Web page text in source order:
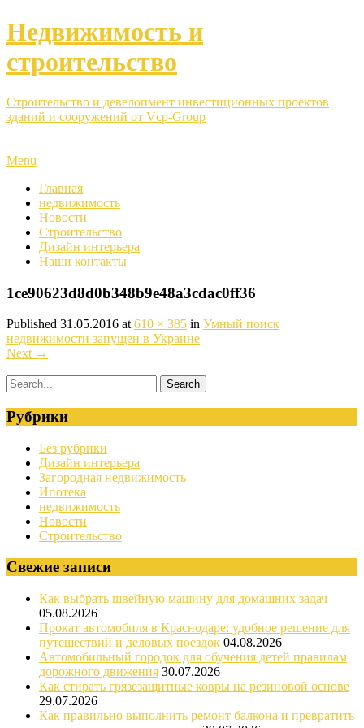
Недвижимость и
строительство
Строительство и девелопмент инвестиционных проектов
зданий и сооружений от Vcp-Group
Menu
Главная
недвижимость
Новости
Строительство
Дизайн интерьера
Наши контакты
1ce90623d8d0b348b9e48a3cdac0ff36
Published 31.05.2016 at 610 × 385 in Умный поиск
недвижимости запущен в Украине
Next →
Рубрики
Без рубрики
Дизайн интерьера
Загородная недвижимость
Ипотека
недвижимость
Новости
Строительство
Свежие записи
Как выбрать швейную машину для домашних задач
05.08.2026
Прокат автомобиля в Краснодаре: удобное решение для
путешествий и деловых поездок 04.08.2026
Автомобильный городок для обучения детей правилам
дорожного движения 30.07.2026
Как стирать грязезащитные ковры на резиновой основе
29.07.2026
Как правильно выполнить ремонт балкона и превратить